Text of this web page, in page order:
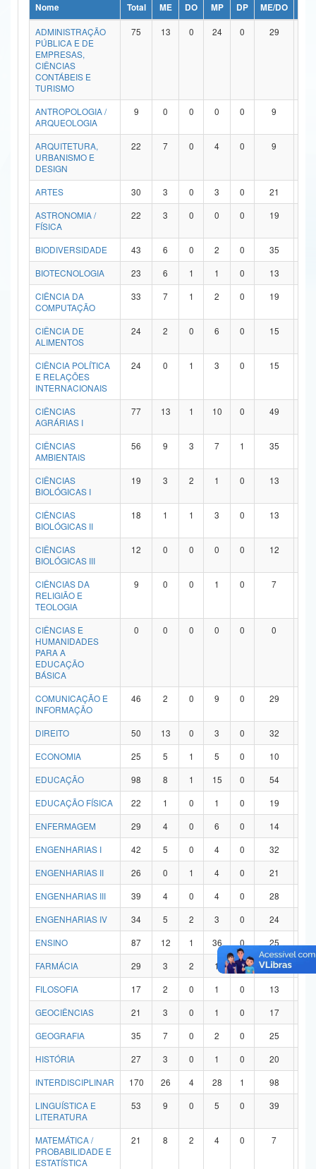
Ministério da Ciência, Tecnologia, Inovações e Comunicações
Ministério do Meio Ambiente
Ministério do Turismo
Ministério do Desenvolvimento Regional
Controladoria-Geral da União
Ministério da Mulher, da Família e dos Direitos Humanos
Secretaria de Governo
Advocacia-Geral da União
Banco Central do Brasil
Nome Total ME DO MP DP ME/DO
ADMINISTRAÇÃO
PÚBLICA E DE
EMPRESAS,
CIÊNCIAS
CONTÁBEIS E
TURISMO
75 13 0 24 0 29
ANTROPOLOGIA /
ARQUEOLOGIA
9 0 0 0 0 9
ARQUITETURA,
URBANISMO E
DESIGN
22 7 0 4 0 9
ARTES 30 3 0 3 0 21
ASTRONOMIA /
FÍSICA
22 3 0 0 0 19
BIODIVERSIDADE 43 6 0 2 0 35
BIOTECNOLOGIA
23 6 1 1 0 13
CIÊNCIA DA
COMPUTAÇÃO
33 7 1 2 0 19
CIÊNCIA DE
ALIMENTOS
24 2 0 6 0 15
CIÊNCIA POLÍTICA
E RELAÇÕES
INTERNACIONAIS
24 0 1 3 0 15
CIÊNCIAS
AGRÁRIAS I
77 13 1 10 0 49
CIÊNCIAS
AMBIENTAIS
56 9 3 7 1 35
CIÊNCIAS
BIOLÓGICAS I
19 3 2 1 0 13
CIÊNCIAS
BIOLÓGICAS II
18 1 1 3 0 13
CIÊNCIAS
BIOLÓGICAS III
12 0 0 0 0 12
CIÊNCIAS DA
RELIGIÃO E
TEOLOGIA
9 0 0 1 0 7
CIÊNCIAS E
HUMANIDADES
PARA A
EDUCAÇÃO
BÁSICA
0 0 0 0 0 0
COMUNICAÇÃO E
INFORMAÇÃO
46 2 0 9 0 29
DIREITO 50 13 0 3 0 32
ECONOMIA
25 5 1 5 0 10
EDUCAÇÃO
98 8 1 15 0 54
EDUCAÇÃO FÍSICA
22 1 0 1 0 19
ENFERMAGEM
29 4 0 6 0 14
ENGENHARIAS I
42 5 0 4 0 32
ENGENHARIAS II
26 0 1 4 0 21
ENGENHARIAS III
39 4 0 4 0 28
ENGENHARIAS IV
34 5 2 3 0 24
ENSINO
87 12 1 36 0 25
FARMÁCIA
29 3 2 1 0 21
FILOSOFIA
17 2 0 1 0 13
GEOCIÊNCIAS
21 3 0 1 0 17
GEOGRAFIA
35 7 0 2 0 25
HISTÓRIA
27 3 0 1 0 20
INTERDISCIPLINAR
170 26 4 28 1 98
LINGUÍSTICA E
LITERATURA
53 9 0 5 0 39
MATEMÁTICA /
PROBABILIDADE E
ESTATÍSTICA
21 8 2 4 0 7